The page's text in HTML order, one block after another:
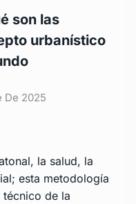
son las
urbanístico
De 2025
la salud, la
esta metodología
de la